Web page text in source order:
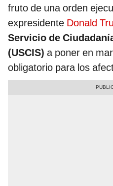
fruto de una orden
expresidente Donald
Servicio de
(USCIS) a poner en
obligatorio para los